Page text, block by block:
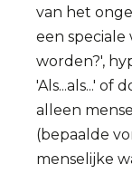
van het
een
worden?',
'Als...als...' of
alleen
(bepaalde
menselijke